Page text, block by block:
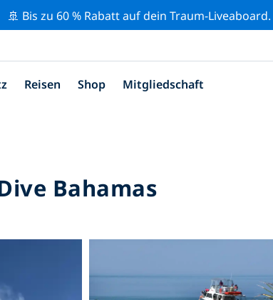
🚢 Bis zu 60 % Rabatt auf dein Traum-Liveaboard.
Reisen Shop Mitgliedschaft
Bahamas